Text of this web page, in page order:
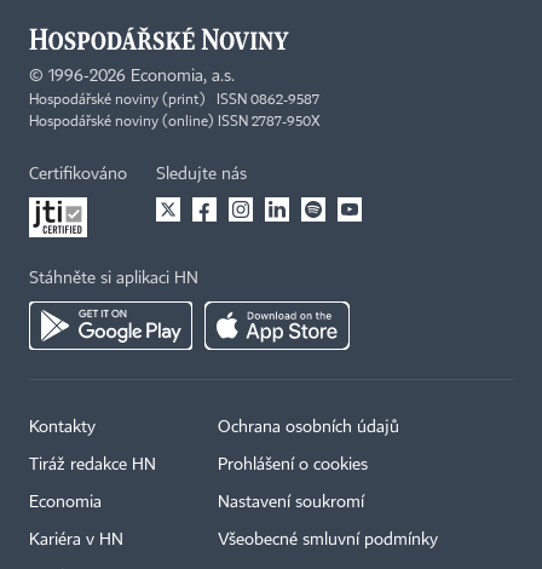
© 1996-2026 Economia, a.s.
Hospodářské noviny (print) ISSN 0862-9587
Hospodářské noviny (online) ISSN 2787-950X
Certifikováno Sledujte nás
Stáhněte si aplikaci HN
Kontakty
Tiráž redakce HN
Economia
Kariéra v HN
Ochrana osobních údajů
Prohlášení o cookies
Nastavení soukromí
Všeobecné smluvní podmínky